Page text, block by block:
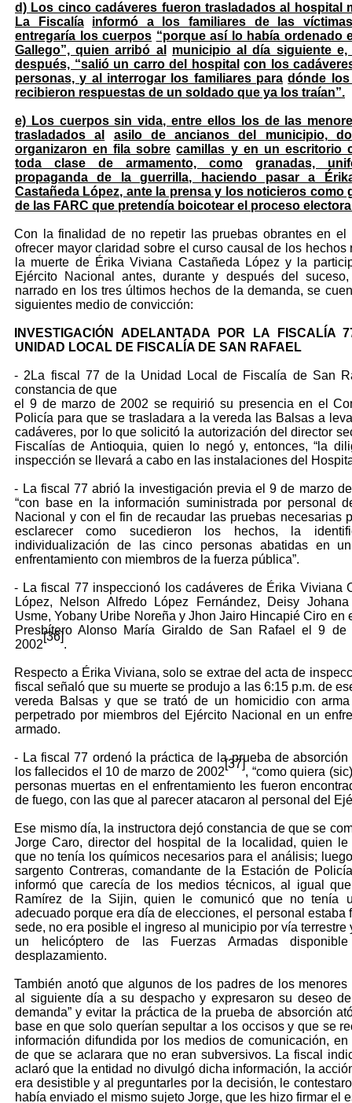
d) Los cinco cadáveres fueron trasladados al hospital
La Fiscalía
informó a los familiares de las
entregaría los cuerpos “porque así lo había ordenado
Gallego”, quien arribó al
municipio al día siguiente e,
después, “salió un carro del hospital con los
personas, y al interrogar los familiares para dónde los
recibieron respuestas de un soldado que ya los traían”.
e) Los cuerpos sin vida, entre ellos los de las
trasladados al
asilo de ancianos del municipio,
organizaron en fila sobre camillas y en un escritorio
toda clase de armamento, como
granadas,
propaganda de la guerrilla, haciendo pasar a
Castañeda López, ante la prensa y los noticieros como
de las FARC que pretendía boicotear el proceso
Con la finalidad de no repetir las pruebas obrantes en el
ofrecer mayor claridad sobre el curso causal de los hechos
la muerte de Érika Viviana Castañeda López y la
Ejército Nacional antes, durante y después del
narrado en los tres últimos hechos de la demanda, se
siguientes medio de convicción:
INVESTIGACIÓN ADELANTADA POR LA FISCALÍA
UNIDAD LOCAL DE FISCALÍA DE SAN RAFAEL
- 2La fiscal 77 de la Unidad Local de Fiscalía de San
constancia de que
el 9 de marzo de 2002 se requirió su presencia en el
Policía para que se trasladara a la vereda las Balsas a
cadáveres, por lo que solicitó la autorización del director
Fiscalías de Antioquia, quien lo negó y, entonces, “la
inspección se llevará a cabo en las instalaciones del
- La fiscal 77 abrió la investigación previa el 9 de marzo
“con base en la información suministrada por personal
Nacional y con el fin de recaudar las pruebas necesarias
esclarecer como sucedieron los hechos, la
individualización de las cinco personas abatidas en
enfrentamiento con miembros de la fuerza pública”.
- La fiscal 77 inspeccionó los cadáveres de Érika Viviana
López, Nelson Alfredo López Fernández, Deisy Johana
Usme, Yobany Uribe Noreña y Jhon Jairo Hincapié Ciro en
Presbítero Alonso María Giraldo de San Rafael el 9 de
2002
[36]
.
Respecto a Érika Viviana, solo se extrae del acta de
fiscal señaló que su muerte se produjo a las 6:15 p.m. de
vereda Balsas y que se trató de un homicidio con
perpetrado por miembros del Ejército Nacional en un
armado.
- La fiscal 77 ordenó la práctica de la prueba de absorción
los fallecidos el 10 de marzo de 2002
[37]
, “como quiera
personas muertas en el enfrentamiento les fueron
de fuego, con las que al parecer atacaron al personal del
Ese mismo día, la instructora dejó constancia de que se
Jorge Caro, director del hospital de la localidad, quien le
que no tenía los químicos necesarios para el análisis;
sargento Contreras, comandante de la Estación de
informó que carecía de los medios técnicos, al igual
Ramírez de la Sijin, quien le comunicó que no tenía
adecuado porque era día de elecciones, el personal estaba
sede, no era posible el ingreso al municipio por vía terrestre
un helicóptero de las Fuerzas Armadas
desplazamiento.
También anotó que algunos de los padres de los menores
al siguiente día a su despacho y expresaron su deseo de
demanda” y evitar la práctica de la prueba de absorción
base en que solo querían sepultar a los occisos y que se
información difundida por los medios de comunicación,
de que se aclarara que no eran subversivos. La fiscal
aclaró que la entidad no divulgó dicha información, la
era desistible y al preguntarles por la decisión, le
había enviado el mismo sujeto Jorge, que les hizo firmar el